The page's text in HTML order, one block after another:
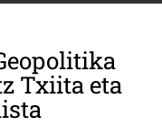
Txiita eta